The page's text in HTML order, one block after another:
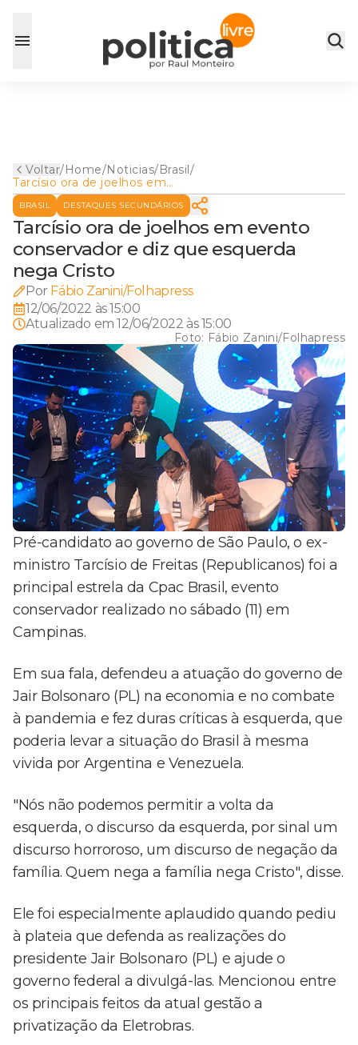
Voltar/Home/Noticias/Brasil/
Tarcísio ora de joelhos em
evento conservador e diz
que esquerda nega Cristo
BRASIL DESTAQUES SECUNDÁRIOS
Tarcísio ora de joelhos em evento
conservador e diz que esquerda
nega Cristo
Por Fábio Zanini/Folhapress
12/06/2022 às 15:00
Atualizado em12/06/2022 às 15:00
Foto: Fábio Zanini/Folhapress
Pré-candidato ao governo de São Paulo, o ex-
ministro Tarcísio de Freitas (Republicanos) foi a
principal estrela da Cpac Brasil, evento
conservador realizado no sábado (11) em
Campinas.
Em sua fala, defendeu a atuação do governo de
Jair Bolsonaro (PL) na economia e no combate
à pandemia e fez duras críticas à esquerda, que
poderia levar a situação do Brasil à mesma
vivida por Argentina e Venezuela.
"Nós não podemos permitir a volta da
esquerda, o discurso da esquerda, por sinal um
discurso horroroso, um discurso de negação da
família. Quem nega a família nega Cristo", disse.
Ele foi especialmente aplaudido quando pediu
à plateia que defenda as realizações do
presidente Jair Bolsonaro (PL) e ajude o
governo federal a divulgá-las. Mencionou entre
os principais feitos da atual gestão a
privatização da Eletrobras.